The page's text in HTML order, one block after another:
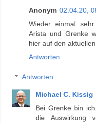
Anonym 02.04.20,
Wieder einmal
Arista und Grenke
hier auf den
Antworten
Antworten
Michael C. Kissig
Bei Grenke bin
die Auswirkung